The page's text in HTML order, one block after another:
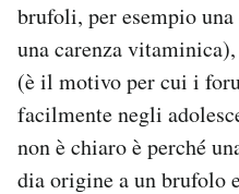
brufoli, per esempio
una carenza
(è il motivo per cui i
facilmente negli
non è chiaro è perché
dia origine a un brufolo